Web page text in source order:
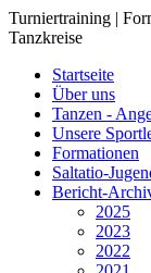
Turniertraining |
Tanzkreise
Startseite
Über uns
Tanzen -
Unsere
Formationen
Saltatio-
Bericht-
2025
2023
2022